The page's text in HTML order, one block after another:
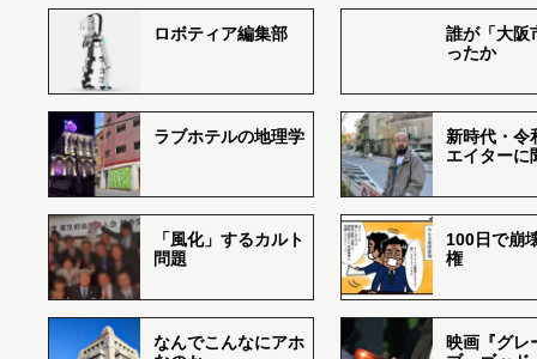
ロボティア編集部
誰が「大阪
ったか
ラブホテルの地理学
新時代・令
エイターに
「風化」するカルト
問題
100日で崩
権
なんでこんなにアホ
映画『グレ